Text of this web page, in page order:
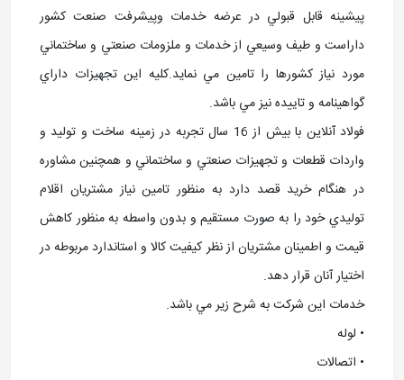
پيشينه قابل قبولي در عرضه خدمات وپيشرفت صنعت کشور
داراست و طيف وسيعي از خدمات و ملزومات صنعتي و ساختماني
مورد نياز کشورها را تامين مي نمايد.کليه اين تجهيزات داراي
گواهينامه و تاييده نيز مي باشد.
فولاد آنلاین با بيش از 16 سال تجربه در زمينه ساخت و توليد و
واردات قطعات و تجهيزات صنعتي و ساختماني و همچنين مشاوره
در هنگام خريد قصد دارد به منظور تامين نياز مشتريان اقلام
توليدي خود را به صورت مستقيم و بدون واسطه به منظور کاهش
قيمت و اطمينان مشتريان از نظر کيفيت کالا و استاندارد مربوطه در
اختيار آنان قرار دهد.
خدمات اين شرکت به شرح زير مي باشد.
• لوله
• اتصالات